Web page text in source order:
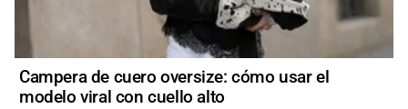
Campera de cuero oversize: cómo usar el
modelo viral con cuello alto